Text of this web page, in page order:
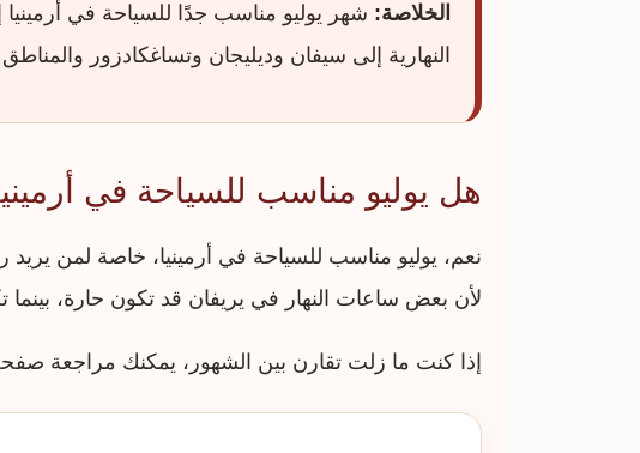
الخلاصة: شهر يوليو مناسب جدًا للسياحة في
النهارية إلى سيفان وديليجان وتساغكادزور
هل يوليو مناسب للسياحة في
نعم، يوليو مناسب للسياحة في أرمينيا، خاصة لمن
لأن بعض ساعات النهار في يريفان قد تكون حارة، بينما
إذا كنت ما زلت تقارن بين الشهور، يمكنك مراجعة